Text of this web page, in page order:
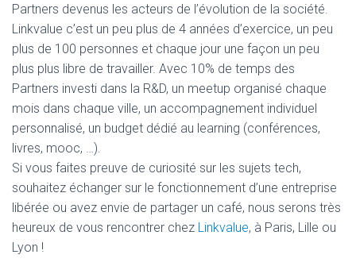
Partners devenus les acteurs de l’évolution de la société.
Linkvalue c’est un peu plus de 4 années d’exercice, un peu
plus de 100 personnes et chaque jour une façon un peu
plus plus libre de travailler. Avec 10% de temps des
Partners investi dans la R&D, un meetup organisé chaque
mois dans chaque ville, un accompagnement individuel
personnalisé, un budget dédié au learning (conférences,
livres, mooc, …).
Si vous faites preuve de curiosité sur les sujets tech,
souhaitez échanger sur le fonctionnement d’une entreprise
libérée ou avez envie de partager un café, nous serons très
heureux de vous rencontrer chez Linkvalue, à Paris, Lille ou
Lyon !